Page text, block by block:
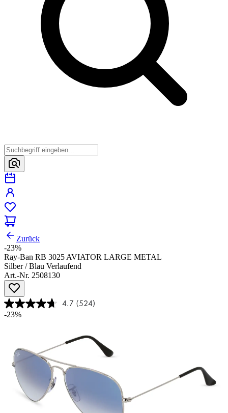
Zurück
-23%
Ray-Ban RB 3025 AVIATOR LARGE METAL
Silber / Blau Verlaufend
Art.-Nr. 2508130
4.7 (524)
-23%